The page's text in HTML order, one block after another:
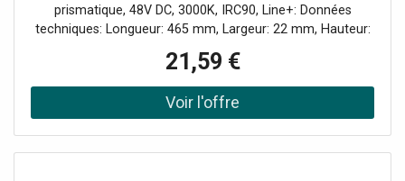
prismatique, 48V DC, 3000K, IRC90, Line+: Données
techniques: Longueur: 465 mm, Largeur: 22 mm, Hauteur:
nominale: 9,50 W, Puissance de mesure: 10 W,
Température de couleur: 3000K, Angle de rayonnement:
110°, Faisceau lumineux: 700 lm, Puissance lumineuse: 216
cd, Restitution des couleurs: 93 CRI, Avec variateur de
21,59 €